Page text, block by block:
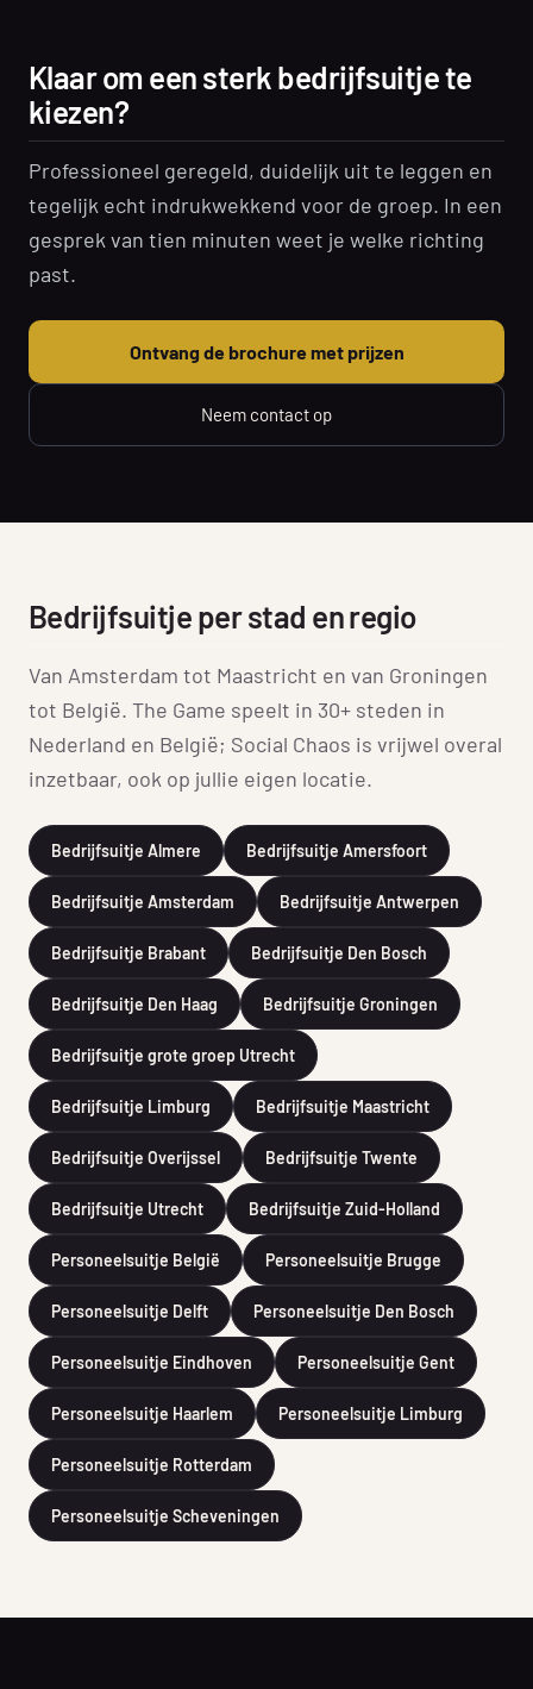
Klaar om een sterk bedrijfsuitje te
kiezen?
Professioneel geregeld, duidelijk uit te leggen en
tegelijk echt indrukwekkend voor de groep. In een
gesprek van tien minuten weet je welke richting
past.
Ontvang de brochure met prijzen
Neem contact op
Bedrijfsuitje per stad en regio
Van Amsterdam tot Maastricht en van Groningen
tot België. The Game speelt in 30+ steden in
Nederland en België; Social Chaos is vrijwel overal
inzetbaar, ook op jullie eigen locatie.
Bedrijfsuitje Almere Bedrijfsuitje Amersfoort
Bedrijfsuitje Amsterdam Bedrijfsuitje Antwerpen
Bedrijfsuitje Brabant Bedrijfsuitje Den Bosch
Bedrijfsuitje Den Haag Bedrijfsuitje Groningen
Bedrijfsuitje grote groep Utrecht
Bedrijfsuitje Limburg Bedrijfsuitje Maastricht
Bedrijfsuitje Overijssel Bedrijfsuitje Twente
Bedrijfsuitje Utrecht Bedrijfsuitje Zuid-Holland
Personeelsuitje België Personeelsuitje Brugge
Personeelsuitje Delft Personeelsuitje Den Bosch
Personeelsuitje Eindhoven Personeelsuitje Gent
Personeelsuitje Haarlem Personeelsuitje Limburg
Personeelsuitje Rotterdam
Personeelsuitje Scheveningen